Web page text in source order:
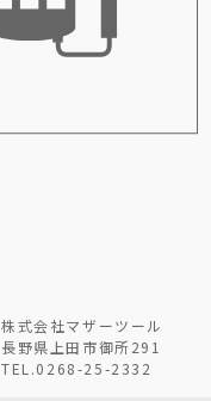
株式会社マザーツール
長野県上田市御所291
TEL.0268-25-2332